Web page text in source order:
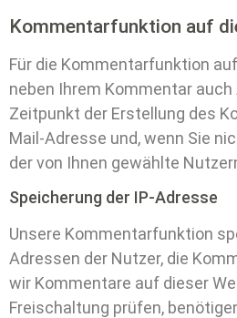
Kommentar­funktion auf
Für die Kommentarfunktion
neben Ihrem Kommentar auch
Zeitpunkt der Erstellung des
Mail-Adresse und, wenn Sie
der von Ihnen gewählte
Speicherung der IP-Adresse
Unsere Kommentarfunktion
Adressen der Nutzer, die
wir Kommentare auf dieser
Freischaltung prüfen,